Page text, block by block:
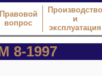
Правовой
вопрос
Производство
и
эксплуатация
8-1997